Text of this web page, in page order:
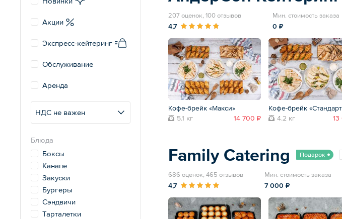
Акции
Экспресс-кейтеринг
Обслуживание
Аренда
НДС не важен
Блюда
Боксы
Канапе
Закуски
Бургеры
Сэндвичи
Тарталетки
207 оценок, 100 отзывов
4,7
Мин. стоимость заказа
0 ₽
Кофе-брейк «Макси»
5.1 кг
14 700 ₽
Кофе-брейк
4.2 кг
Family Catering Подарок
686 оценок, 465 отзывов
4,7
Мин. стоимость заказа
7 000 ₽